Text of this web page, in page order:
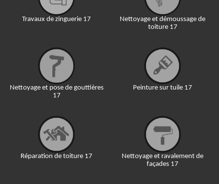
Travaux de zinguerie 17
Nettoyage et pose de gouttières
17
Réparation de toiture 17
Nettoyage et démoussage de
toiture 17
Peinture sur tuile 17
Nettoyage et ravalement de
façades 17